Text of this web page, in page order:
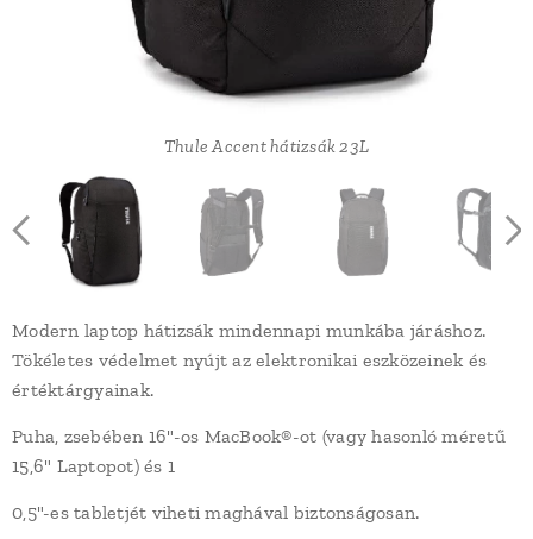
Thule Accent hátizsák 23L
Modern laptop hátizsák mindennapi munkába járáshoz.
Tökéletes védelmet nyújt az elektronikai eszközeinek és
értéktárgyainak.
Puha, zsebében 16"-os MacBook®-ot (vagy hasonló méretű
15,6" Laptopot) és 1
0,5"-es tabletjét viheti maghával biztonságosan.